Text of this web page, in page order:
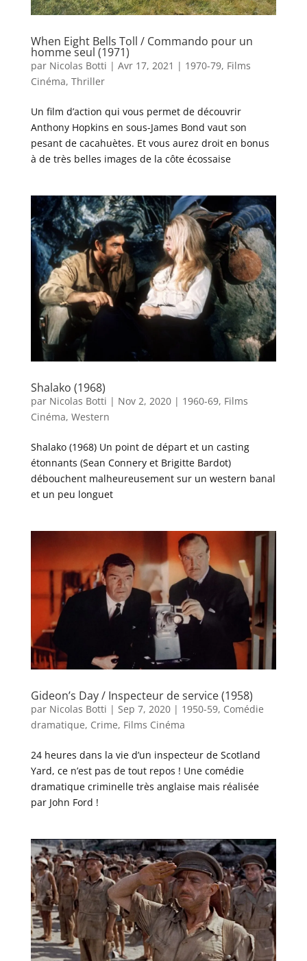
When Eight Bells Toll / Commando pour un
homme seul (1971)
par Nicolas Botti | Avr 17, 2021 | 1970-79, Films
Cinéma, Thriller
Un film d’action qui vous permet de découvrir
Anthony Hopkins en sous-James Bond vaut son
pesant de cacahuètes. Et vous aurez droit en bonus
à de très belles images de la côte écossaise
Shalako (1968)
par Nicolas Botti | Nov 2, 2020| 1960-69, Films
Cinéma, Western
Shalako (1968) Un point de départ et un casting
étonnants (Sean Connery et Brigitte Bardot)
débouchent malheureusement sur un western banal
et un peu longuet
Gideon’s Day / Inspecteur de service (1958)
par Nicolas Botti | Sep 7, 2020| 1950-59, Comédie
dramatique, Crime, Films Cinéma
24 heures dans la vie d’un inspecteur de Scotland
Yard, ce n’est pas de tout repos ! Une comédie
dramatique criminelle très anglaise mais réalisée
par John Ford !